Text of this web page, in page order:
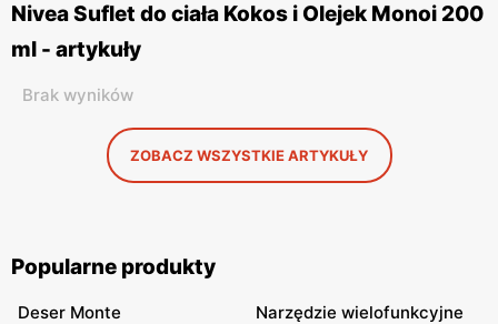
Nivea Suflet do ciała Kokos i Olejek Monoi 200
ml - artykuły
Brak wyników
ZOBACZ WSZYSTKIE ARTYKUŁY
Popularne produkty
Deser Monte
Narzędzie wielofunkcyjne